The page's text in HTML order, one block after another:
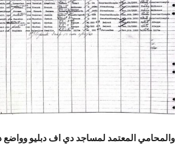
والمحامي المعتمد لمساجد دي اف دبليو